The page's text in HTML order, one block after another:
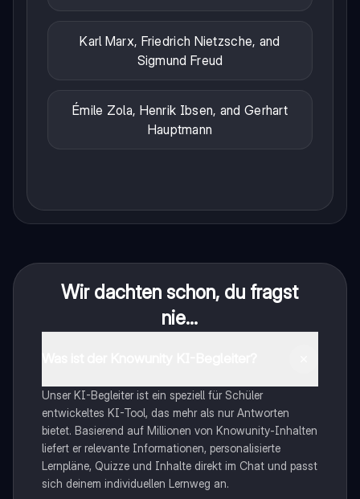
Karl Marx, Friedrich Nietzsche, and
Sigmund Freud
Émile Zola, Henrik Ibsen, and Gerhart
Hauptmann
Wir dachten schon, du fragst
nie...
Unser KI-Begleiter ist ein speziell für Schüler
entwickeltes KI-Tool, das mehr als nur Antworten
bietet. Basierend auf Millionen von Knowunity-Inhalten
liefert er relevante Informationen, personalisierte
Lernpläne, Quizze und Inhalte direkt im Chat und passt
sich deinem individuellen Lernweg an.